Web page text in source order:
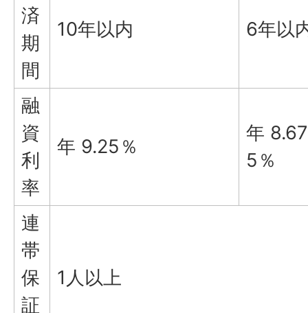
済
期
間
10年以内 6年以
融
資
利
率
年 9.25％
年 8.67
5％
連
帯
保
証
1人以上